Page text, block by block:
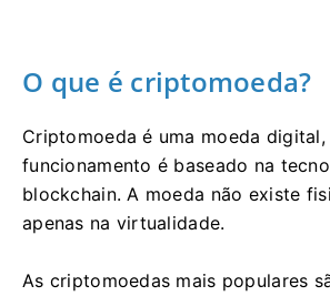
O que é criptomoeda?
Criptomoeda é uma moeda digital,
funcionamento é baseado na
blockchain. A moeda não existe
apenas na virtualidade.
As criptomoedas mais populares